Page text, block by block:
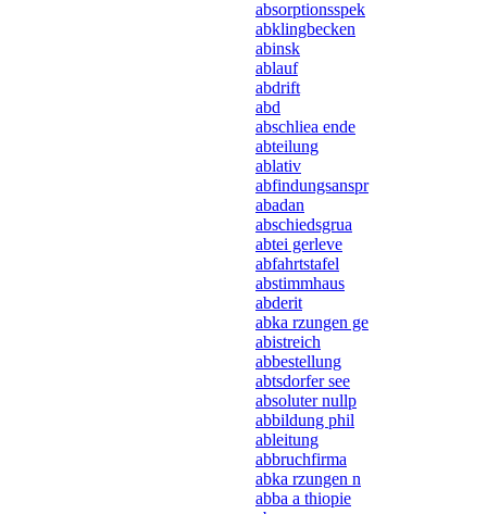
absorptionsspek
abklingbecken
abinsk
ablauf
abdrift
abd
abschliea ende
abteilung
ablativ
abfindungsanspr
abadan
abschiedsgrua
abtei gerleve
abfahrtstafel
abstimmhaus
abderit
abka rzungen ge
abistreich
abbestellung
abtsdorfer see
absoluter nullp
abbildung phil
ableitung
abbruchfirma
abka rzungen n
abba a thiopie